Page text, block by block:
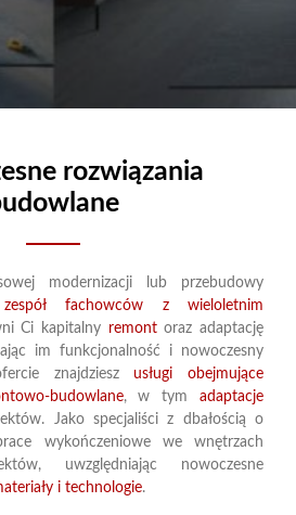
rozwiązania
modernizacji lub przebudowy
zespół fachowców z wieloletnim
Ci kapitalny remontoraz adaptację
im funkcjonalność i nowoczesny
znajdziesz usługi obejmujące
budowlane, w tymadaptacje
Jako specjaliści z dbałością o
wykończeniowe we wnętrzach
uwzględniając nowoczesne
i technologie.